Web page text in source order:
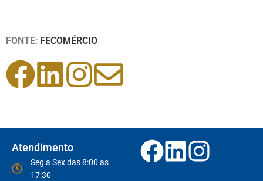
FONTE: FECOMÉRCIO
Atendimento
Seg a Sex das 8:00 as
17:30